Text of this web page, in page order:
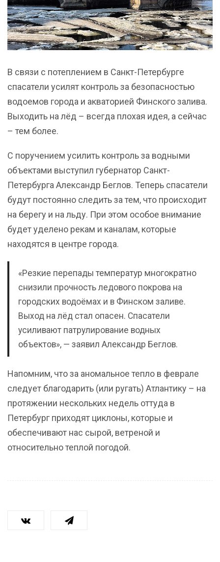
В связи с потеплением в Санкт-Петербурге
спасатели усилят контроль за безопасностью
водоемов города и акваторией Финского залива.
Выходить на лёд – всегда плохая идея, а сейчас
– тем более.
С поручением усилить контроль за водными
объектами выступил губернатор Санкт-
Петербурга Александр Беглов. Теперь спасатели
будут постоянно следить за тем, что происходит
на берегу и на льду. При этом особое внимание
будет уделено рекам и каналам, которые
находятся в центре города.
«Резкие перепады температур многократно
снизили прочность ледового покрова на
городских водоёмах и в Финском заливе.
Выход на лёд стал опасен. Спасатели
усиливают патрулирование водных
объектов», — заявил Александр Беглов.
Напомним, что за аномальное тепло в феврале
следует благодарить (или ругать) Атлантику – на
протяжении нескольких недель оттуда в
Петербург приходят циклоны, которые и
обеспечивают нас сырой, ветреной и
относительно теплой погодой.